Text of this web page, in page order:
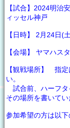
【試合】2024明
ィッセル神戸
【日時】 2月24日(
【会場】 ヤマハス
【観戦場所】 指定
い。
試合前、ハーフタ
その場所を書いてい
参加希望の方は以下